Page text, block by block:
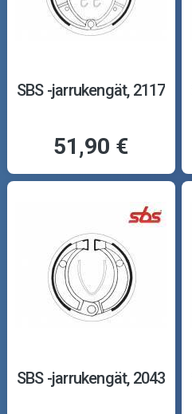
SBS -jarrukengät, 2117
51,90 €
SBS -jarrukengät, 2043